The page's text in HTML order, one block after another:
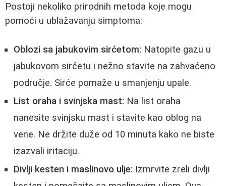
Postoji nekoliko prirodnih metoda koje mogu
pomoći u ublažavanju simptoma:
Oblozi sa jabukovim sirćetom: Natopite gazu u
jabukovom sirćetu i nežno stavite na zahvaćeno
područje. Sirće pomaže u smanjenju upale.
List oraha i svinjska mast: Na list oraha
nanesite svinjsku mast i stavite kao oblog na
vene. Ne držite duže od 10 minuta kako ne biste
izazvali iritaciju.
Divlji kesten i maslinovo ulje: Izmrvite zreli divlji